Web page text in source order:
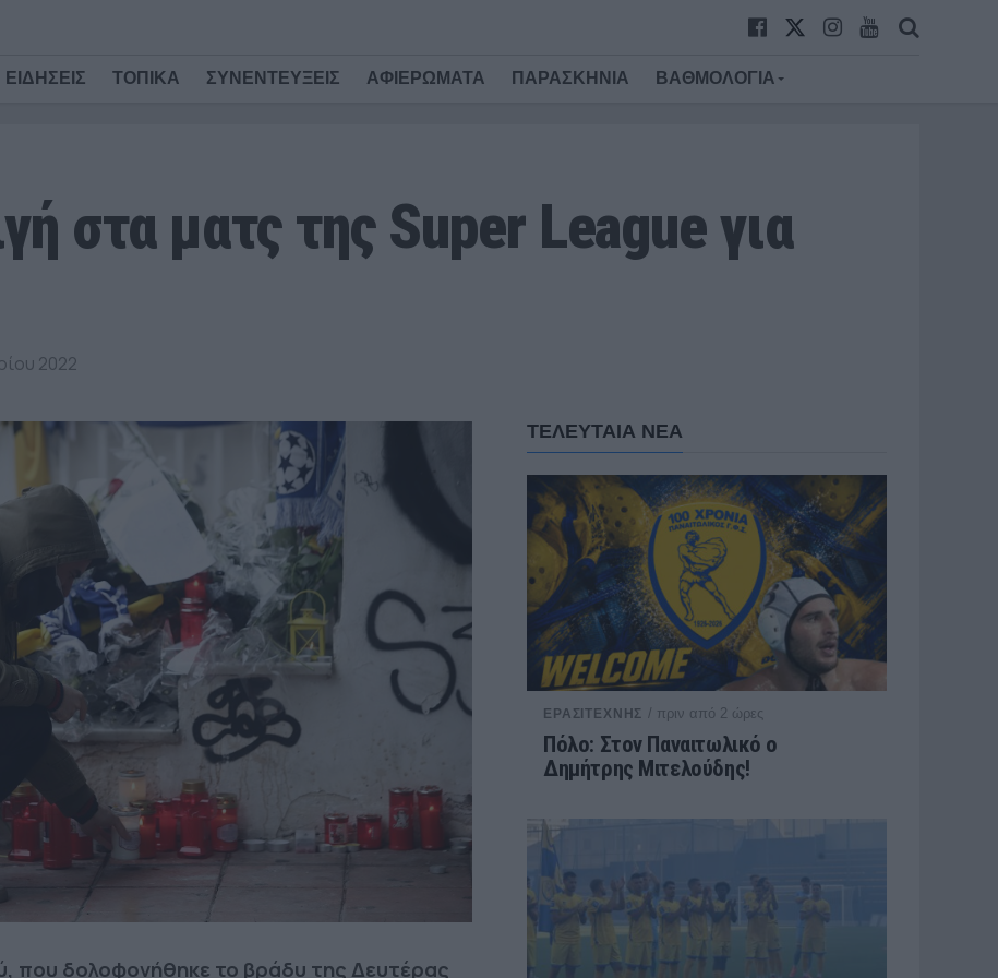
ΕΙΔΗΣΕΙΣ ΤΟΠΙΚΑ ΣΥΝΕΝΤΕΥΞΕΙΣ ΑΦΙΕΡΩΜΑΤΑ ΠΑΡΑΣΚΗΝΙΑ ΒΑΘΜΟΛΟΓΙΑ
στα ματς της Super League για
2022
που δολοφονήθηκε το βράδυ της Δευτέρας
ΤΕΛΕΥΤΑΙΑ ΝΕΑ
ΕΡΑΣΙΤΕΧΝΗΣ / πριν από 2 ώρες
Πόλο: Στον Παναιτωλικό ο
Δημήτρης Μιτελούδης!